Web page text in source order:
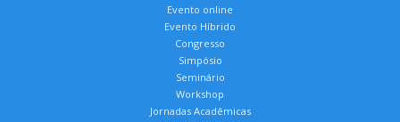
Evento online
Evento Híbrido
Congresso
Simpósio
Seminário
Workshop
Jornadas Acadêmicas